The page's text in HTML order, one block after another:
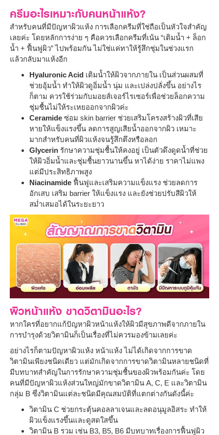
ครีมอะไรเหมาะกับคนหน้าแห้ง?
สำหรับคนที่มีปัญหาผิวแห้ง การเลือกครีมที่ใช่ถือเป็นหัวใจสำคัญ
เลยค่ะ โดยหลักการง่าย ๆ คือควรเลือกครีมที่เน้น “เติมน้ำ + ล็อก
น้ำ + ฟื้นฟูผิว” ไปพร้อมกัน ไม่ใช่แค่ทาให้รู้สึกชุ่มในช่วงแรก
แล้วกลับมาแห้งอีก
Hyaluronic Acid เติมน้ำให้ผิวจากภายใน เป็นส่วนผสมที่
ช่วยอุ้มน้ำ ทำให้ผิวดูอิ่มน้ำ นุ่ม และเปล่งปลั่งขึ้น อย่างไร
ก็ตาม ควรใช้ร่วมกับมอยส์เจอร์ไรเซอร์เพื่อช่วยล็อกความ
ชุ่มชื้นไม่ให้ระเหยออกจากผิวค่ะ
Ceramide ซ่อม skin barrier ช่วยเสริมโครงสร้างผิวที่เสีย
หายให้แข็งแรงขึ้น ลดการสูญเสียน้ำออกจากผิว เหมาะ
มากสำหรับคนที่ผิวแห้งจนรู้สึกตึงหรือลอก
Glycerin รักษาความชุ่มชื้นให้คงอยู่ เป็นตัวดึงดูดน้ำที่ช่วย
ให้ผิวอิ่มน้ำและชุ่มชื้นยาวนานขึ้น หาได้ง่าย ราคาไม่แพง
แต่มีประสิทธิภาพสูง
Niacinamide ฟื้นฟูและเสริมความแข็งแรง ช่วยลดการ
อักเสบ เสริม barrier ให้แข็งแรง และยังช่วยปรับสีผิวให้
สม่ำเสมอได้ในระยะยาว
ผิวหน้าแห้ง ขาดวิตามินอะไร?
หากใครที่อยากแก้ปัญหาผิวหน้าแห้งให้ผิวมีสุขภาพดีจากภายใน
การบำรุงด้วยวิตามินก็เป็นเรื่องที่ไม่ควรมองข้ามเลยค่ะ
อย่างไรก็ตามปัญหาผิวแห้ง หน้าแห้ง ไม่ได้เกิดจากการขาด
วิตามินเพียงชนิดเดียว แต่มักเกิดจากการขาดวิตามินหลายชนิดที่
มีบทบาทสำคัญในการรักษาความชุ่มชื้นของผิวพร้อมกันค่ะ โดย
คนที่มีปัญหาผิวแห้งส่วนใหญ่มักขาดวิตามิน A, C, E และวิตามิน
กลุ่ม B ซึ่งวิตามินแต่ละชนิดมีคุณสมบัติที่แตกต่างกันดังนี้ค่ะ
วิตามิน C ช่วยกระตุ้นคอลลาเจนและลดอนุมูลอิสระ ทำให้
ผิวแข็งแรงขึ้นและดูสดใสขึ้น
วิตามิน B รวม เช่น B3, B5, B6 มีบทบาทเรื่องการฟื้นฟูผิว